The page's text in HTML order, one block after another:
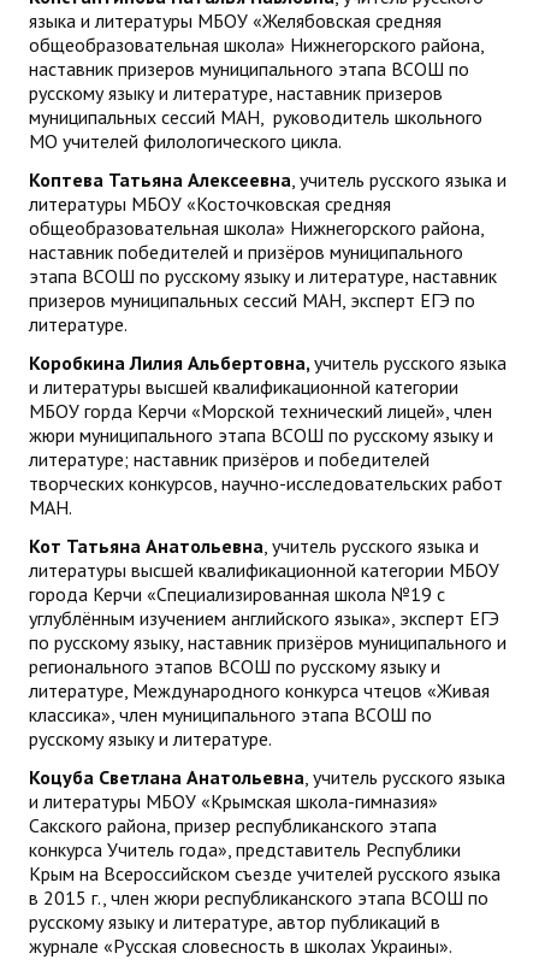
языка и литературы МБОУ «Желябовская средняя
общеобразовательная школа» Нижнегорского района,
наставник призеров муниципального этапа ВСОШ по
русскому языку и литературе, наставник призеров
муниципальных сессий МАН, руководитель школьного
МО учителей филологического цикла.
Коптева Татьяна Алексеевна, учитель русского языка и
литературы МБОУ «Косточковская средняя
общеобразовательная школа» Нижнегорского района,
наставник победителей и призёров муниципального
этапа ВСОШ по русскому языку и литературе, наставник
призеров муниципальных сессий МАН, эксперт ЕГЭ по
литературе.
Коробкина Лилия Альбертовна,учитель русского языка
и литературы высшей квалификационной категории
МБОУ горда Керчи «Морской технический лицей», член
жюри муниципального этапа ВСОШ по русскому языку и
литературе; наставник призёров и победителей
творческих конкурсов, научно-исследовательских работ
МАН.
Кот Татьяна Анатольевна, учитель русского языка и
литературы высшей квалификационной категории МБОУ
города Керчи «Специализированная школа №19 с
углублённым изучением английского языка», эксперт ЕГЭ
по русскому языку, наставник призёров муниципального и
регионального этапов ВСОШ по русскому языку и
литературе, Международного конкурса чтецов «Живая
классика», член муниципального этапа ВСОШ по
русскому языку и литературе.
Коцуба Светлана Анатольевна, учитель русского языка
и литературы МБОУ «Крымская школа-гимназия»
Сакского района, призер республиканского этапа
конкурса Учитель года», представитель Республики
Крым на Всероссийском съезде учителей русского языка
в 2015 г., член жюри республиканского этапа ВСОШ по
русскому языку и литературе, автор публикаций в
журнале «Русская словесность в школах Украины».